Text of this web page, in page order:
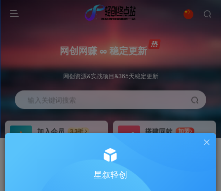
网创网赚 ∞ 稳定更新
网创资源&实战项目&365天稳定更新
输入关键词搜索
加入会员
3.3折
搭建同款
加盟
星叙轻创